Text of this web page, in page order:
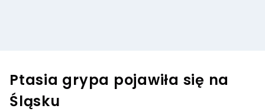
Ptasia grypa pojawiła się na
Śląsku